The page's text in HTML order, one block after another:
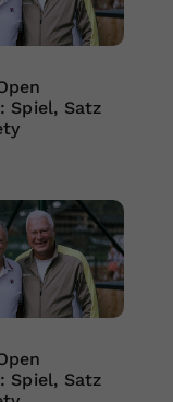
Spiel, Satz
Spiel, Satz